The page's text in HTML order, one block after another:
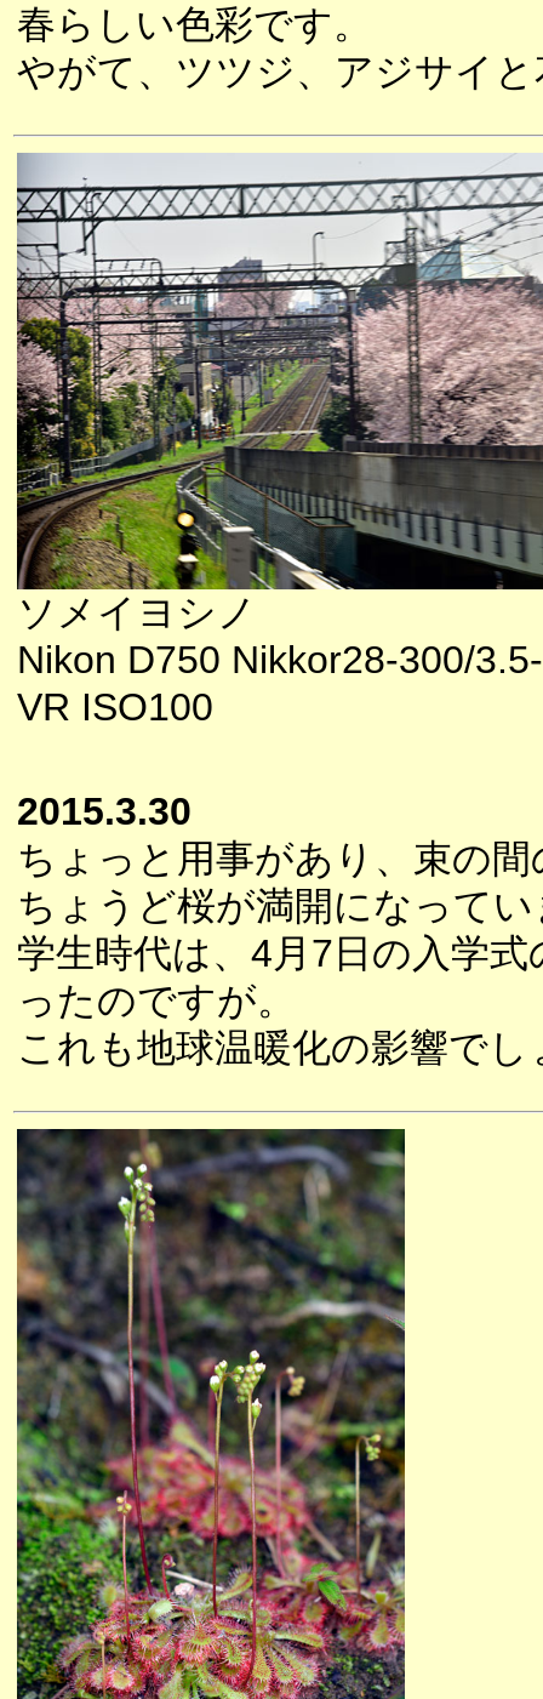
春らしい色彩です。
やがて、ツツジ、アジサイ
ソメイヨシノ
Nikon D750 Nikkor28-300/
VR ISO100
2015.3.30
ちょっと用事があり、束の
ちょうど桜が満開になって
学生時代は、4月7日の入学
ったのですが。
これも地球温暖化の影響でし